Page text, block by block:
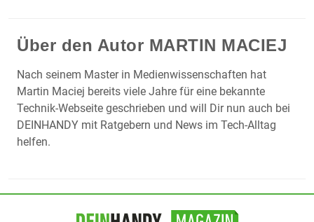
Über den Autor MARTIN MACIEJ
Nach seinem Master in Medienwissenschaften hat
Martin Maciej bereits viele Jahre für eine bekannte
Technik-Webseite geschrieben und will Dir nun auch bei
DEINHANDY mit Ratgebern und News im Tech-Alltag
helfen.